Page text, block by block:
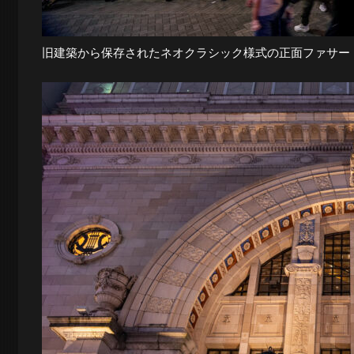
旧建築から保存されたネオクラシック様式の正面ファサー